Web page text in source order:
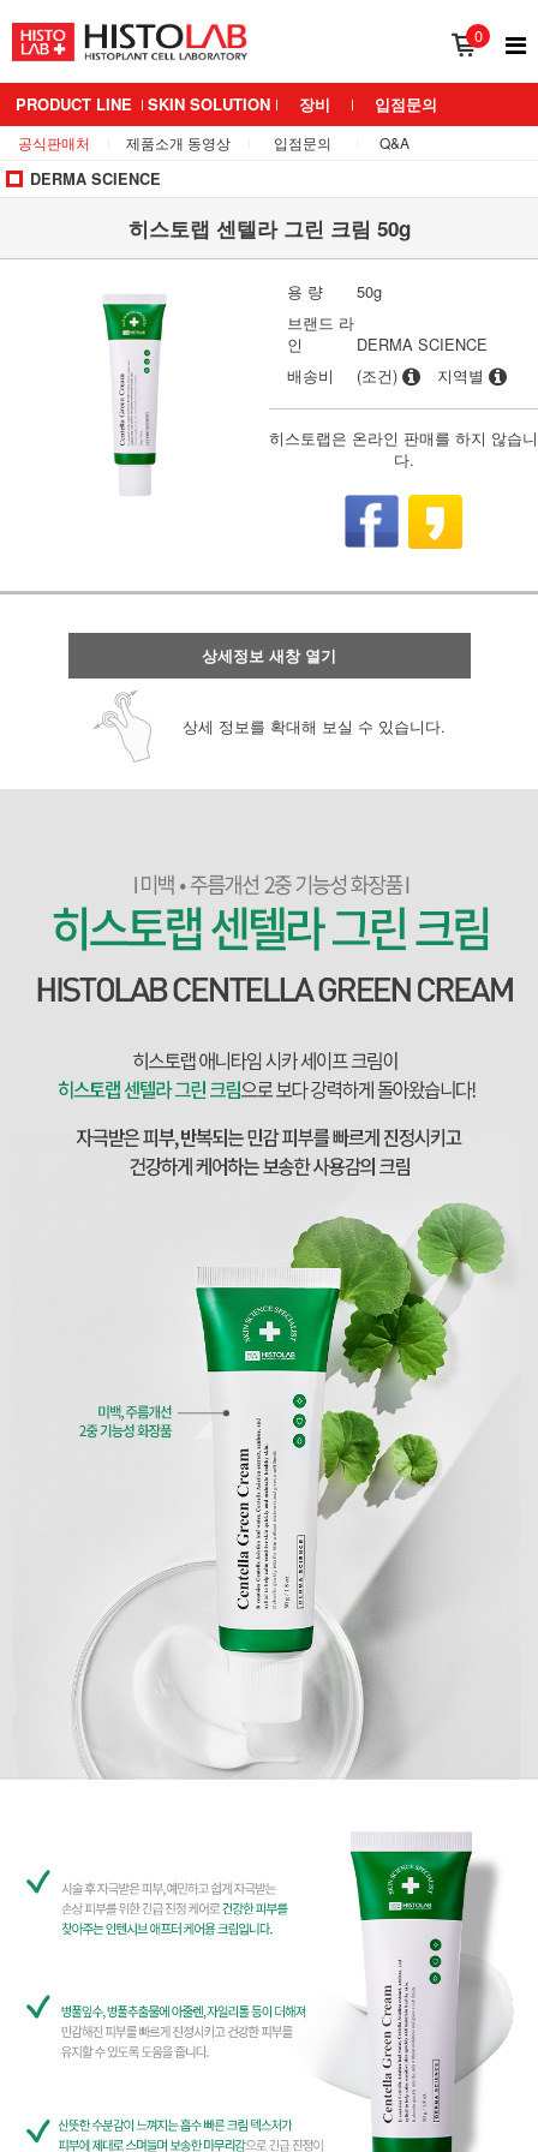
0
PRODUCT LINE SKIN SOLUTION 장비
입점문의
BRAND 소개
MEDIANS LAB
공식판매처 제품소개 동영상 입점문의 Q&A
DERMA SCIENCE
히스토랩 센텔라 그린 크림 50g
용 량
50g
브랜드 라
인
DERMA SCIENCE
배송비
(조건) 지역별
히스토랩은 온라인 판매를 하지 않습니
다.
상세정보 새창 열기
상세 정보를 확대해 보실 수 있습니다.